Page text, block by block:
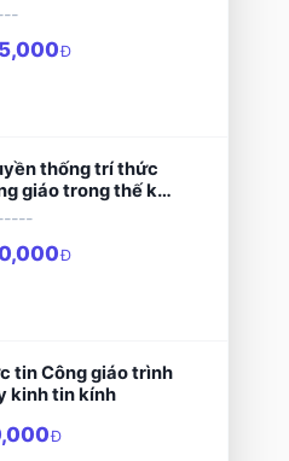
Đ
thống trí thức
giáo trong thế kỷ
Đ
tin Công giáo trình
kinh tin kính
Đ